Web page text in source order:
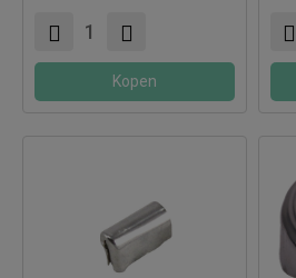
Kopen